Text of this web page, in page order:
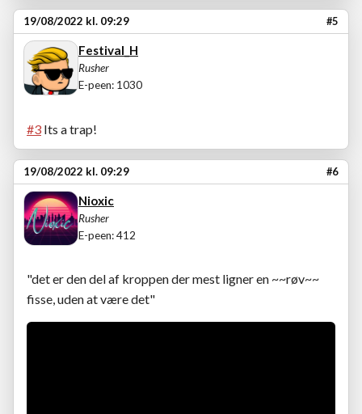
19/08/2022 kl. 09:29 #5
Festival_H
Rusher
E-peen: 1030
#3 Its a trap!
19/08/2022 kl. 09:29 #6
Nioxic
Rusher
E-peen: 412
"det er den del af kroppen der mest ligner en ~~røv~~
fisse, uden at være det"